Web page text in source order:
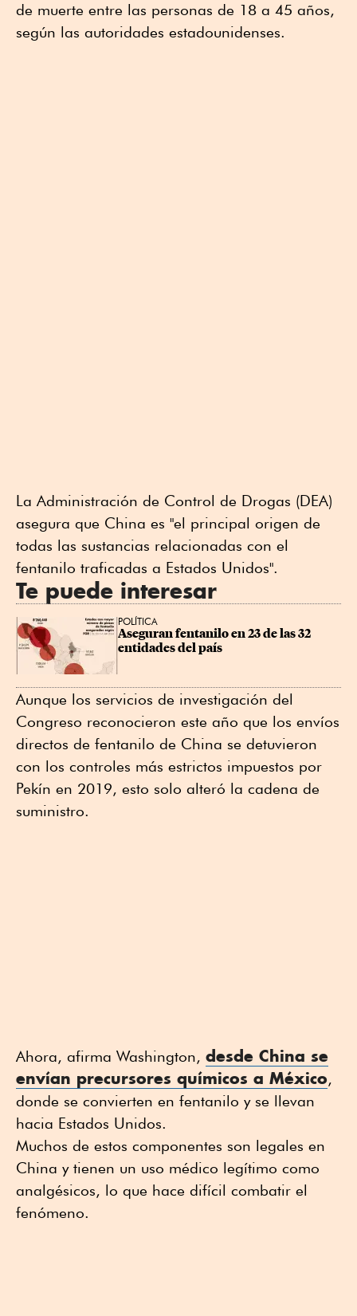
de muerte entre las personas de 18 a 45 años,
según las autoridades estadounidenses.
La Administración de Control de Drogas (DEA)
asegura que China es "el principal origen de
todas las sustancias relacionadas con el
fentanilo traficadas a Estados Unidos".
Te puede interesar
POLÍTICA
Aseguran fentanilo en 23 de las 32
entidades del país
Aunque los servicios de investigación del
Congreso reconocieron este año que los envíos
directos de fentanilo de China se detuvieron
con los controles más estrictos impuestos por
Pekín en 2019, esto solo alteró la cadena de
suministro.
Ahora, afirma Washington, desde China se
envían precursores químicos a México,
donde se convierten en fentanilo y se llevan
hacia Estados Unidos.
Muchos de estos componentes son legales en
China y tienen un uso médico legítimo como
analgésicos, lo que hace difícil combatir el
fenómeno.